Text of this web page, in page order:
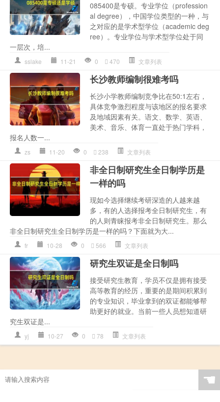
085400是专硕。专业学位（profession
al degree），中国学位类型的一种，与
之对应的是学术型学位（academic deg
ree）。专业学位与学术型学位处于同
一层次，培...
sslake 11-21 0 470 文章列表
长沙教师编制很难考吗
长沙小学教师编制竞争比在50:1左右，
具体竞争激烈程度与该地区的报名要求
及地域因素有关。语文、数学、英语、
美术、音乐、体育一直处于热门学科，
报名人数一...
zs 11-20 0 238 文章列表
非全日制研究生全日制学历是
一样的吗
现如今选择继续考研深造的人越来越
多，有的人选择报考全日制研究生，有
的人则青睐报考非全日制研究生。那么
非全日制研究生全日制学历是一样的吗？下面就为大...
fr 10-28 0 566 文章列表
研究生双证是全日制吗
接受研究生教育，学员不仅是拥有接受
高等教育的经历，重要的是期间积累到
的专业知识，毕业拿到的双证都能够帮
助更好的就业。当前一些人员想知道研
究生双证是...
yj 10-27 0 78 文章列表
☚